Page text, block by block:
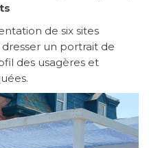
de six sites
un portrait de
des usagères et